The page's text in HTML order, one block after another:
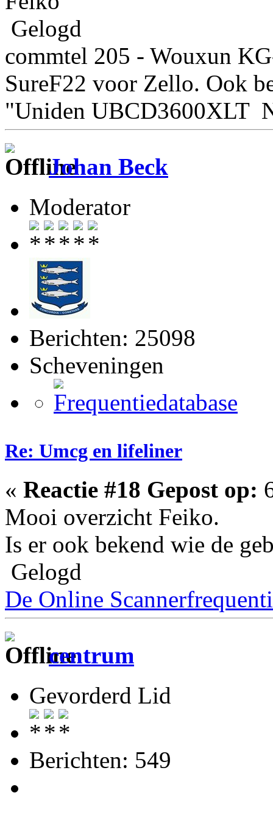
Gelogd
commtel 205 - Wouxun
SureF22 voor Zello. Ook
"Uniden UBCD3600XLT
Johan Beck
Moderator
Berichten: 25098
Scheveningen
Re: Umcg en lifeliner
« Reactie #18 Gepost op:
Mooi overzicht Feiko.
Is er ook bekend wie de
Gelogd
De Online
centrum
Gevorderd Lid
Berichten: 549